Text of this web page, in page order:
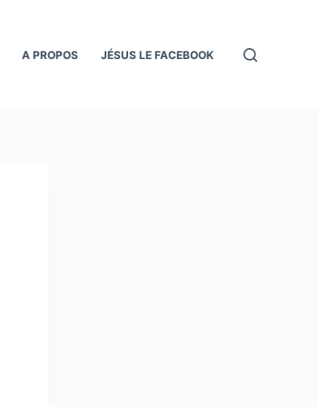
A PROPOS JÉSUS LE FACEBOOK